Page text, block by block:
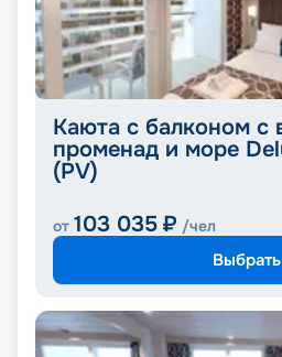
Каюта с балконом с
променад и море
(PV)
от 103 035 ₽ /чел
Выбрать